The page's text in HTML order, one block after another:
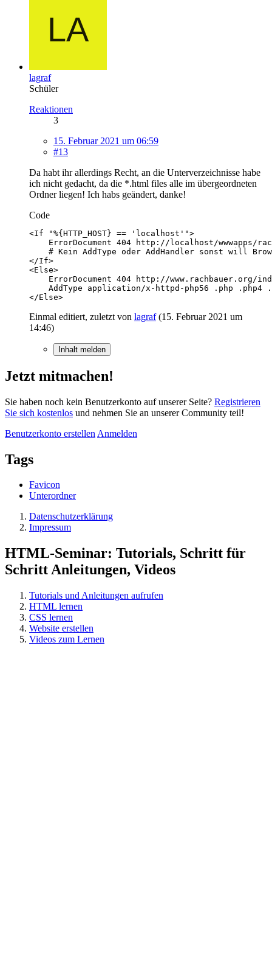
lagraf
Schüler
Reaktionen
3
15. Februar 2021 um 06:59
#13
Da habt ihr allerdings Recht, an die Unterverzeichnisse habe
ich nicht gedacht, da die *.html files alle im übergeordneten
Ordner liegen! Ich habs geändert, danke!
Code
</Else>
Einmal editiert, zuletzt von lagraf(15. Februar 2021 um
14:46)
Inhalt melden
Jetzt mitmachen!
Sie haben noch kein Benutzerkonto auf unserer Seite? Registrieren
Sie sich kostenlos und nehmen Sie an unserer Community teil!
Benutzerkonto erstellen Anmelden
Tags
Favicon
Unterordner
Datenschutzerklärung
Impressum
HTML-Seminar: Tutorials, Schritt für
Schritt Anleitungen, Videos
Tutorials und Anleitungen aufrufen
HTML lernen
CSS lernen
Website erstellen
Videos zum Lernen